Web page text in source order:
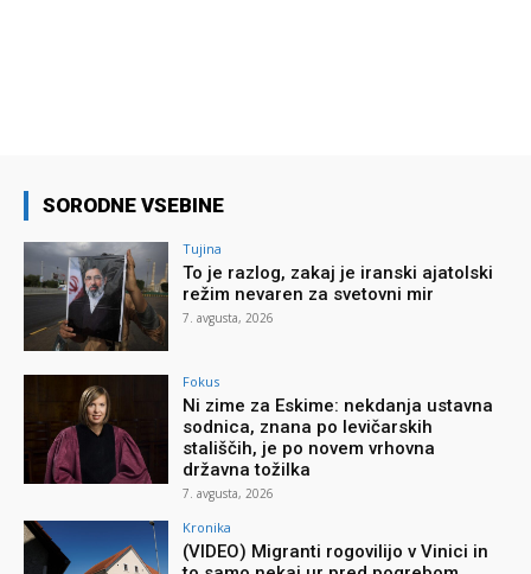
SORODNE VSEBINE
Tujina
To je razlog, zakaj je iranski ajatolski
režim nevaren za svetovni mir
7. avgusta, 2026
Fokus
Ni zime za Eskime: nekdanja ustavna
sodnica, znana po levičarskih
stališčih, je po novem vrhovna
državna tožilka
7. avgusta, 2026
Kronika
(VIDEO) Migranti rogovilijo v Vinici in